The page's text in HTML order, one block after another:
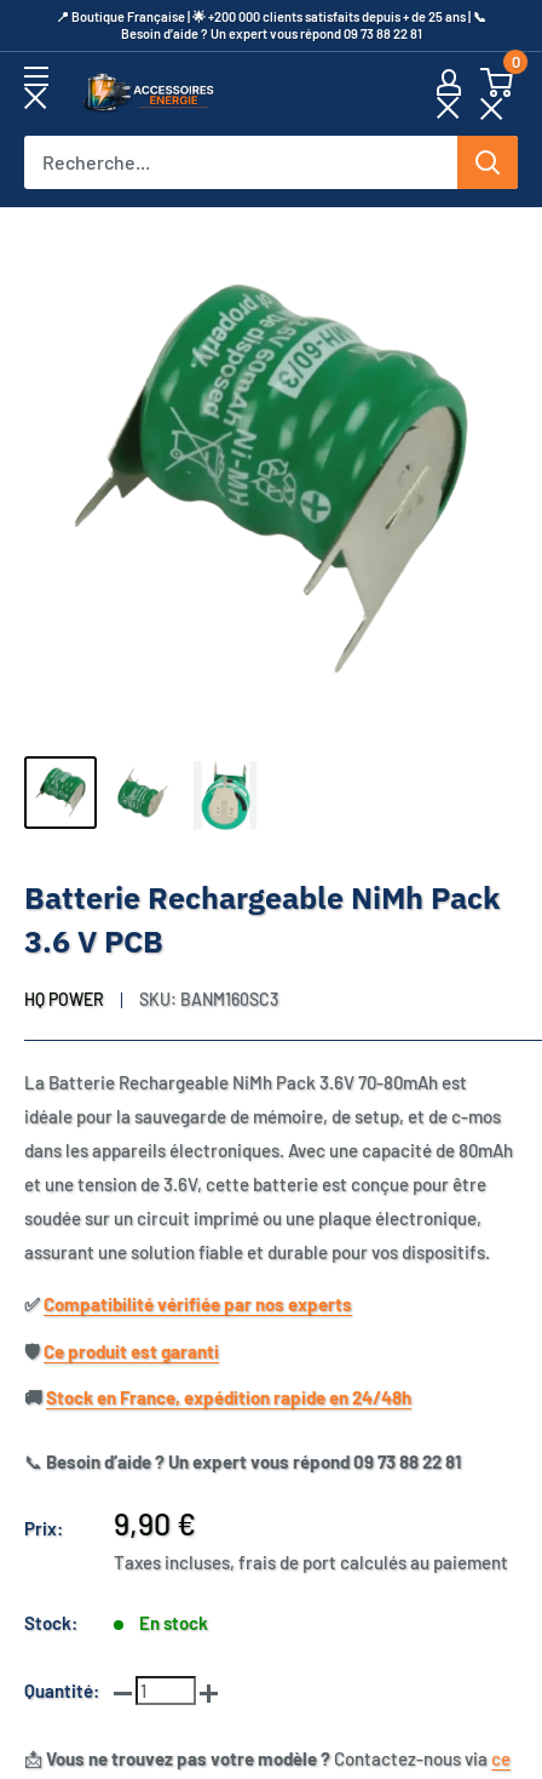
au
contenu
​📍​ Boutique Française | 🌟 +200 000 clients satisfaits depuis + de 25 ans | 📞​
Besoin d’aide ? Un expert vous répond 09 73 88 22 81
Accessoires
0
Batterie Rechargeable NiMh Pack
3.6 V PCB
HQ POWER SKU: BANM160SC3
La Batterie Rechargeable NiMh Pack 3.6V 70-80mAh est
idéale pour la sauvegarde de mémoire, de setup, et de c-mos
dans les appareils électroniques. Avec une capacité de 80mAh
et une tension de 3.6V, cette batterie est conçue pour être
soudée sur un circuit imprimé ou une plaque électronique,
assurant une solution fiable et durable pour vos dispositifs.
✅​Compatibilité vérifiée par nos experts
🛡️​Ce produit est garanti
🚚​Stock en France, expédition rapide en 24/48h
📞 Besoin d’aide ? Un expert vous répond 09 73 88 22 81
Prix:
Prix
réduit
9,90 €
Taxes incluses, frais de port calculés au paiement
Stock: En stock
Quantité:
📩Vous ne trouvez pas votre modèle ?Contactez-nous viace